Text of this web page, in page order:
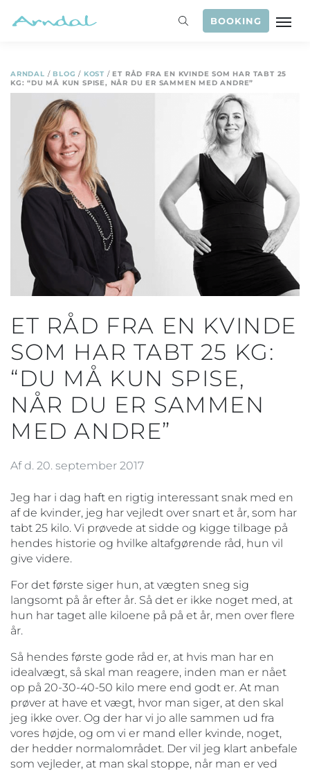
BOOKING
ARNDAL / BLOG / KOST / ET RÅD FRA EN KVINDE SOM HAR TABT 25
KG: “DU MÅ KUN SPISE, NÅR DU ER SAMMEN MED ANDRE”
ET RÅD FRA EN KVINDE
SOM HAR TABT 25 KG:
“DU MÅ KUN SPISE,
NÅR DU ER SAMMEN
MED ANDRE”
Af d. 20. september 2017
Jeg har i dag haft en rigtig interessant snak med en
af de kvinder, jeg har vejledt over snart et år, som har
tabt 25 kilo. Vi prøvede at sidde og kigge tilbage på
hendes historie og hvilke altafgørende råd, hun vil
give videre.
For det første siger hun, at vægten sneg sig
langsomt på år efter år. Så det er ikke noget med, at
hun har taget alle kiloene på på et år, men over flere
år.
Så hendes første gode råd er, at hvis man har en
idealvægt, så skal man reagere, inden man er nået
op på 20-30-40-50 kilo mere end godt er. At man
prøver at have et vægt, hvor man siger, at den skal
jeg ikke over. Og der har vi jo alle sammen ud fra
vores højde, og om vi er mand eller kvinde, noget,
der hedder normalområdet. Der vil jeg klart anbefale
som vejleder, at man skal stoppe, når man er ved